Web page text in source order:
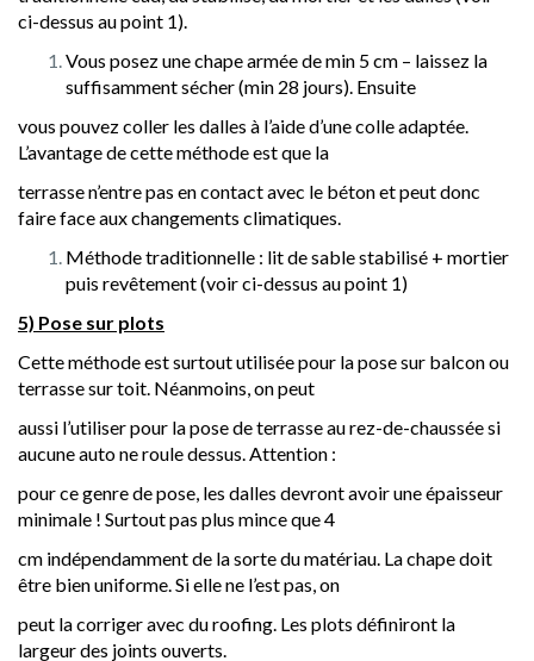
ci-dessus au point 1).
Vous posez une chape armée de min 5 cm – laissez la
suffisamment sécher (min 28 jours). Ensuite
vous pouvez coller les dalles à l’aide d’une colle adaptée.
L’avantage de cette méthode est que la
terrasse n’entre pas en contact avec le béton et peut donc
faire face aux changements climatiques.
Méthode traditionnelle : lit de sable stabilisé + mortier
puis revêtement (voir ci-dessus au point 1)
5) Pose sur plots
Cette méthode est surtout utilisée pour la pose sur balcon ou
terrasse sur toit. Néanmoins, on peut
aussi l’utiliser pour la pose de terrasse au rez-de-chaussée si
aucune auto ne roule dessus. Attention :
pour ce genre de pose, les dalles devront avoir une épaisseur
minimale ! Surtout pas plus mince que 4
cm indépendamment de la sorte du matériau. La chape doit
être bien uniforme. Si elle ne l’est pas, on
peut la corriger avec du roofing. Les plots définiront la
largeur des joints ouverts.